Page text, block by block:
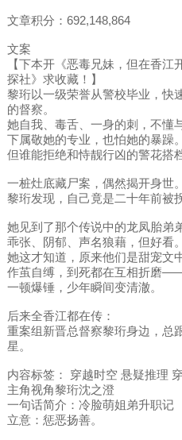
文章积分：692,148,864
文案
【下本开《恶毒兄妹，但在香
探社》求收藏！】
黎珩以一级荣誉从警校毕业，快
的督察。
她自我、毒舌、一身的刺，不懂
下属敬她的专业，也怕她的暴躁。
但谁能拒绝和恃靓行凶的警花搭
一桩灶底藏尸案，偶然揭开身世。
黎珩发现，自己竟是二十年前被
她见到了那个传说中的龙凤胎弟弟
乖张、阴郁、声名狼藉，但好看。
她这才知道，原来他们是甜宠文
作茧自缚，到死都在互相折磨
一顿爆锤，少年瞬间变清澈。
后来全香江都在传：
重案组新晋总督察黎珩身边，总
星。
内容标签： 穿越时空 悬疑推理
主角视角黎珩沈之澄
一句话简介：冷脸萌姐弟升职记
立意：惩恶扬善。